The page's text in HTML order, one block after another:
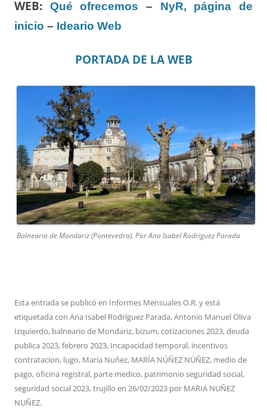
WEB: Qué ofrecemos – NyR, página de
inicio – Ideario Web
PORTADA DE LA WEB
Balneario de Mondariz (Pontevedra). Por Ana Isabel Rodriguez Parada
Esta entrada se publicó en Informes Mensuales O.R.y está
etiquetada con Ana Isabel Rodríguez Parada,Antonio Manuel Oliva
Izquierdo, balneario de Mondariz, bizum,cotizaciones 2023,deuda
publica 2023,febrero 2023, Incapacidad temporal, incentivos
contratacion, lugo, Maria Nuñez, MARÍA NÚÑEZ NÚÑEZ, medio de
pago,oficina registral, parte medico, patrimonio seguridad social,
seguridad social 2023,trujillo en 26/02/2023 por MARIA NUÑEZ
NUÑEZ.